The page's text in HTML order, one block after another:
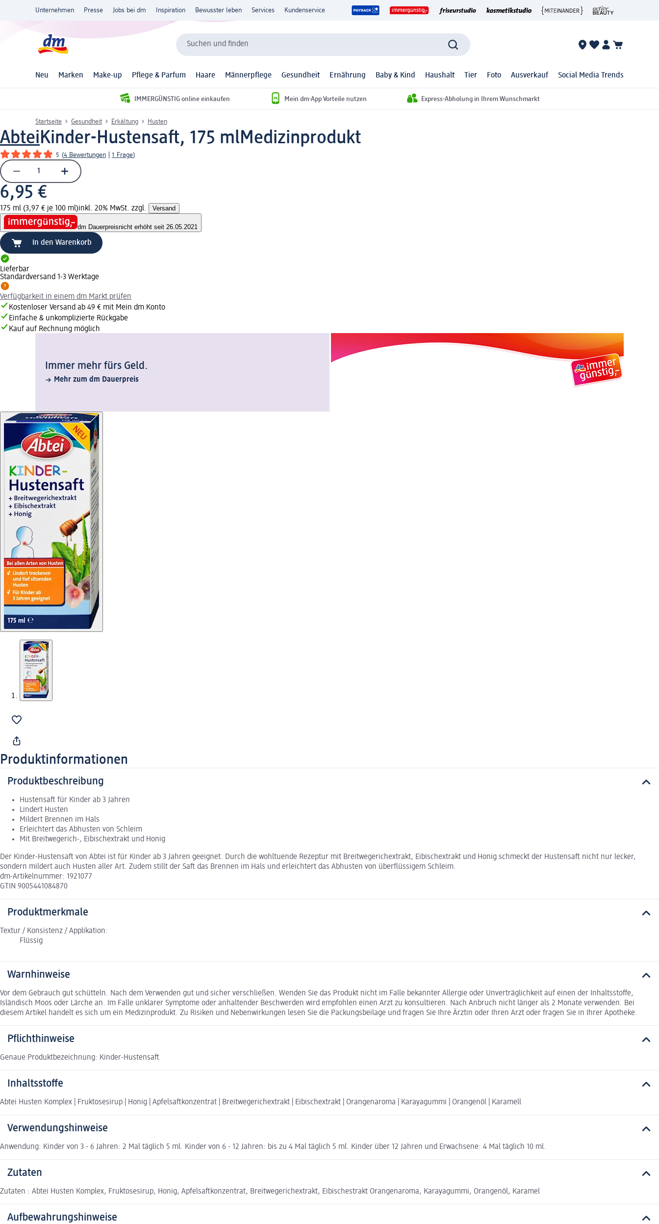
Unternehmen Presse Jobs bei dm Inspiration Bewusster leben Services Kundenservice
Suchen und finden
Neu Marken Make-up Pflege & Parfum Haare Männerpflege Gesundheit Ernährung Baby & Kind Haushalt Tier Foto Ausverkauf Social Media Trends
IMMERGÜNSTIG online einkaufen Mein dm-App Vorteile nutzen Express-Abholung in Ihrem Wunschmarkt
Startseite Gesundheit Erkältung Husten
AbteiKinder-Hustensaft, 175 mlMedizinprodukt
5 (4 Bewertungen 1 Frage)
6,95 €
175 ml (3,97 € je 100 ml)inkl. 20% MwSt. zzgl. Versand
dm Dauerpreisnicht erhöht seit 26.05.2021
In den Warenkorb
Lieferbar
Standardversand 1-3 Werktage
Verfügbarkeit in einem dm Markt prüfen
Kostenloser Versand ab 49 € mit Mein dm Konto
Einfache & unkomplizierte Rückgabe
Kauf auf Rechnung möglich
Immer mehr fürs Geld.
Mehr zum dm Dauerpreis
Produktinformationen
Produktbeschreibung
Hustensaft für Kinder ab 3 Jahren
Lindert Husten
Mildert Brennen im Hals
Erleichtert das Abhusten von Schleim
Mit Breitwegerich-, Eibischextrakt und Honig
Der Kinder-Hustensaft von Abtei ist für Kinder ab 3 Jahren geeignet. Durch die wohltuende Rezeptur mit Breitwegerichextrakt, Eibischextrakt und Honig schmeckt der Hustensaft nicht nur lecker,
sondern mildert auch Husten aller Art. Zudem stillt der Saft das Brennen im Hals und erleichtert das Abhusten von überflüssigem Schleim.
dm-Artikelnummer: 1921077
GTIN 9005441084870
Produktmerkmale
Textur / Konsistenz / Applikation:
Flüssig
Warnhinweise
Vor dem Gebrauch gut schütteln. Nach dem Verwenden gut und sicher verschließen. Wenden Sie das Produkt nicht im Falle bekannter Allergie oder Unverträglichkeit auf einen der Inhaltsstoffe,
Isländisch Moos oder Lärche an. Im Falle unklarer Symptome oder anhaltender Beschwerden wird empfohlen einen Arzt zu konsultieren. Nach Anbruch nicht länger als 2 Monate verwenden. Bei
diesem Artikel handelt es sich um ein Medizinprodukt. Zu Risiken und Nebenwirkungen lesen Sie die Packungsbeilage und fragen Sie Ihre Ärztin oder Ihren Arzt oder fragen Sie in Ihrer Apotheke.
Pflichthinweise
Genaue Produktbezeichnung: Kinder-Hustensaft
Inhaltsstoffe
Abtei Husten Komplex | Fruktosesirup | Honig | Apfelsaftkonzentrat | Breitwegerichextrakt | Eibischextrakt | Orangenaroma | Karayagummi | Orangenöl | Karamell
Verwendungshinweise
Anwendung: Kinder von 3 - 6 Jahren: 2 Mal täglich 5 ml. Kinder von 6 - 12 Jahren: bis zu 4 Mal täglich 5 ml. Kinder über 12 Jahren und Erwachsene: 4 Mal täglich 10 ml.
Zutaten
Zutaten : Abtei Husten Komplex, Fruktosesirup, Honig, Apfelsaftkonzentrat, Breitwegerichextrakt, Eibischestrakt Orangenaroma, Karayagummi, Orangenöl, Karamel
Aufbewahrungshinweise